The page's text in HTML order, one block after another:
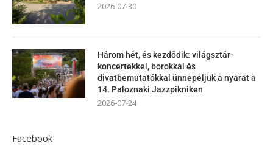
2026-07-30
Három hét, és kezdődik: világsztár-
koncertekkel, borokkal és
divatbemutatókkal ünnepeljük a nyarat a
14. Paloznaki Jazzpikniken
2026-07-24
Facebook